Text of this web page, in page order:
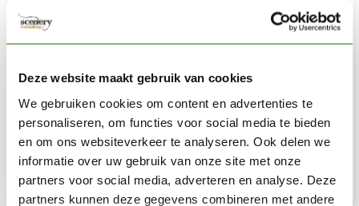
Deze website maakt gebruik van cookies
We gebruiken cookies om content en advertenties te
personaliseren, om functies voor social media te bieden
en om ons websiteverkeer te analyseren. Ook delen we
informatie over uw gebruik van onze site met onze
partners voor social media, adverteren en analyse. Deze
partners kunnen deze gegevens combineren met andere
Amethyst Blue Acrylic Modelling Colors - 17ml - AK11183
€2,75
Op voorraad